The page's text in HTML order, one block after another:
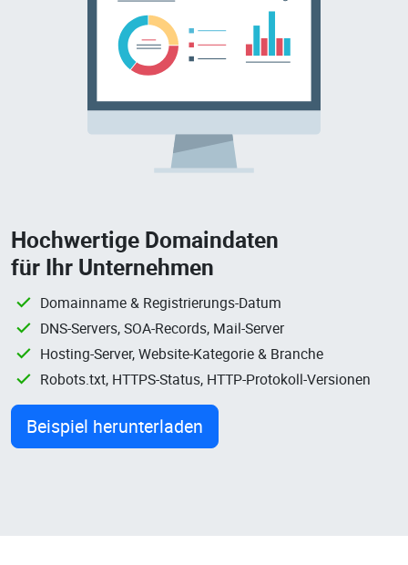
Hochwertige Domaindaten
für Ihr Unternehmen
Domainname & Registrierungs-Datum
DNS-Servers, SOA-Records, Mail-Server
Hosting-Server, Website-Kategorie & Branche
Robots.txt, HTTPS-Status, HTTP-Protokoll-Versionen
Beispiel herunterladen